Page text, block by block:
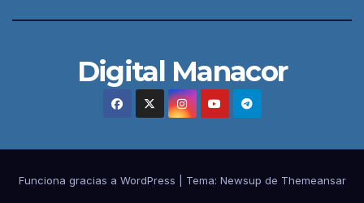
Digital Manacor
Funciona gracias a WordPress Tema: Newsup de Themeansar